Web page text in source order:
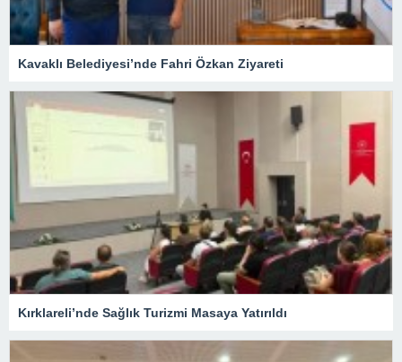
Kavaklı Belediyesi’nde Fahri Özkan Ziyareti
Kırklareli’nde Sağlık Turizmi Masaya Yatırıldı